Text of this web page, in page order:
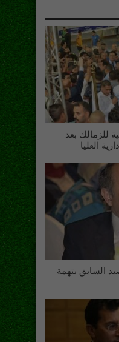
للزمالك بعد
العليا
السابق بتهمة